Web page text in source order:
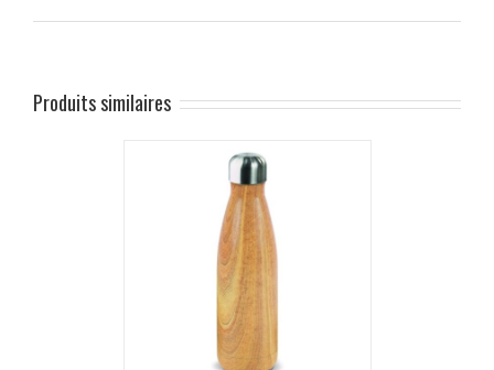
Produits similaires